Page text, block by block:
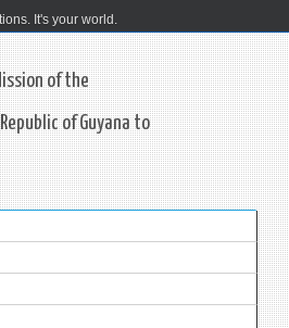
It's your world.
of the
of Guyana to